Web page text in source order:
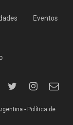
Eventos
- Política de